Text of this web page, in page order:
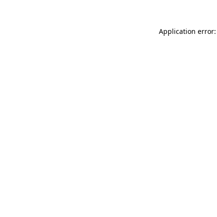
Application